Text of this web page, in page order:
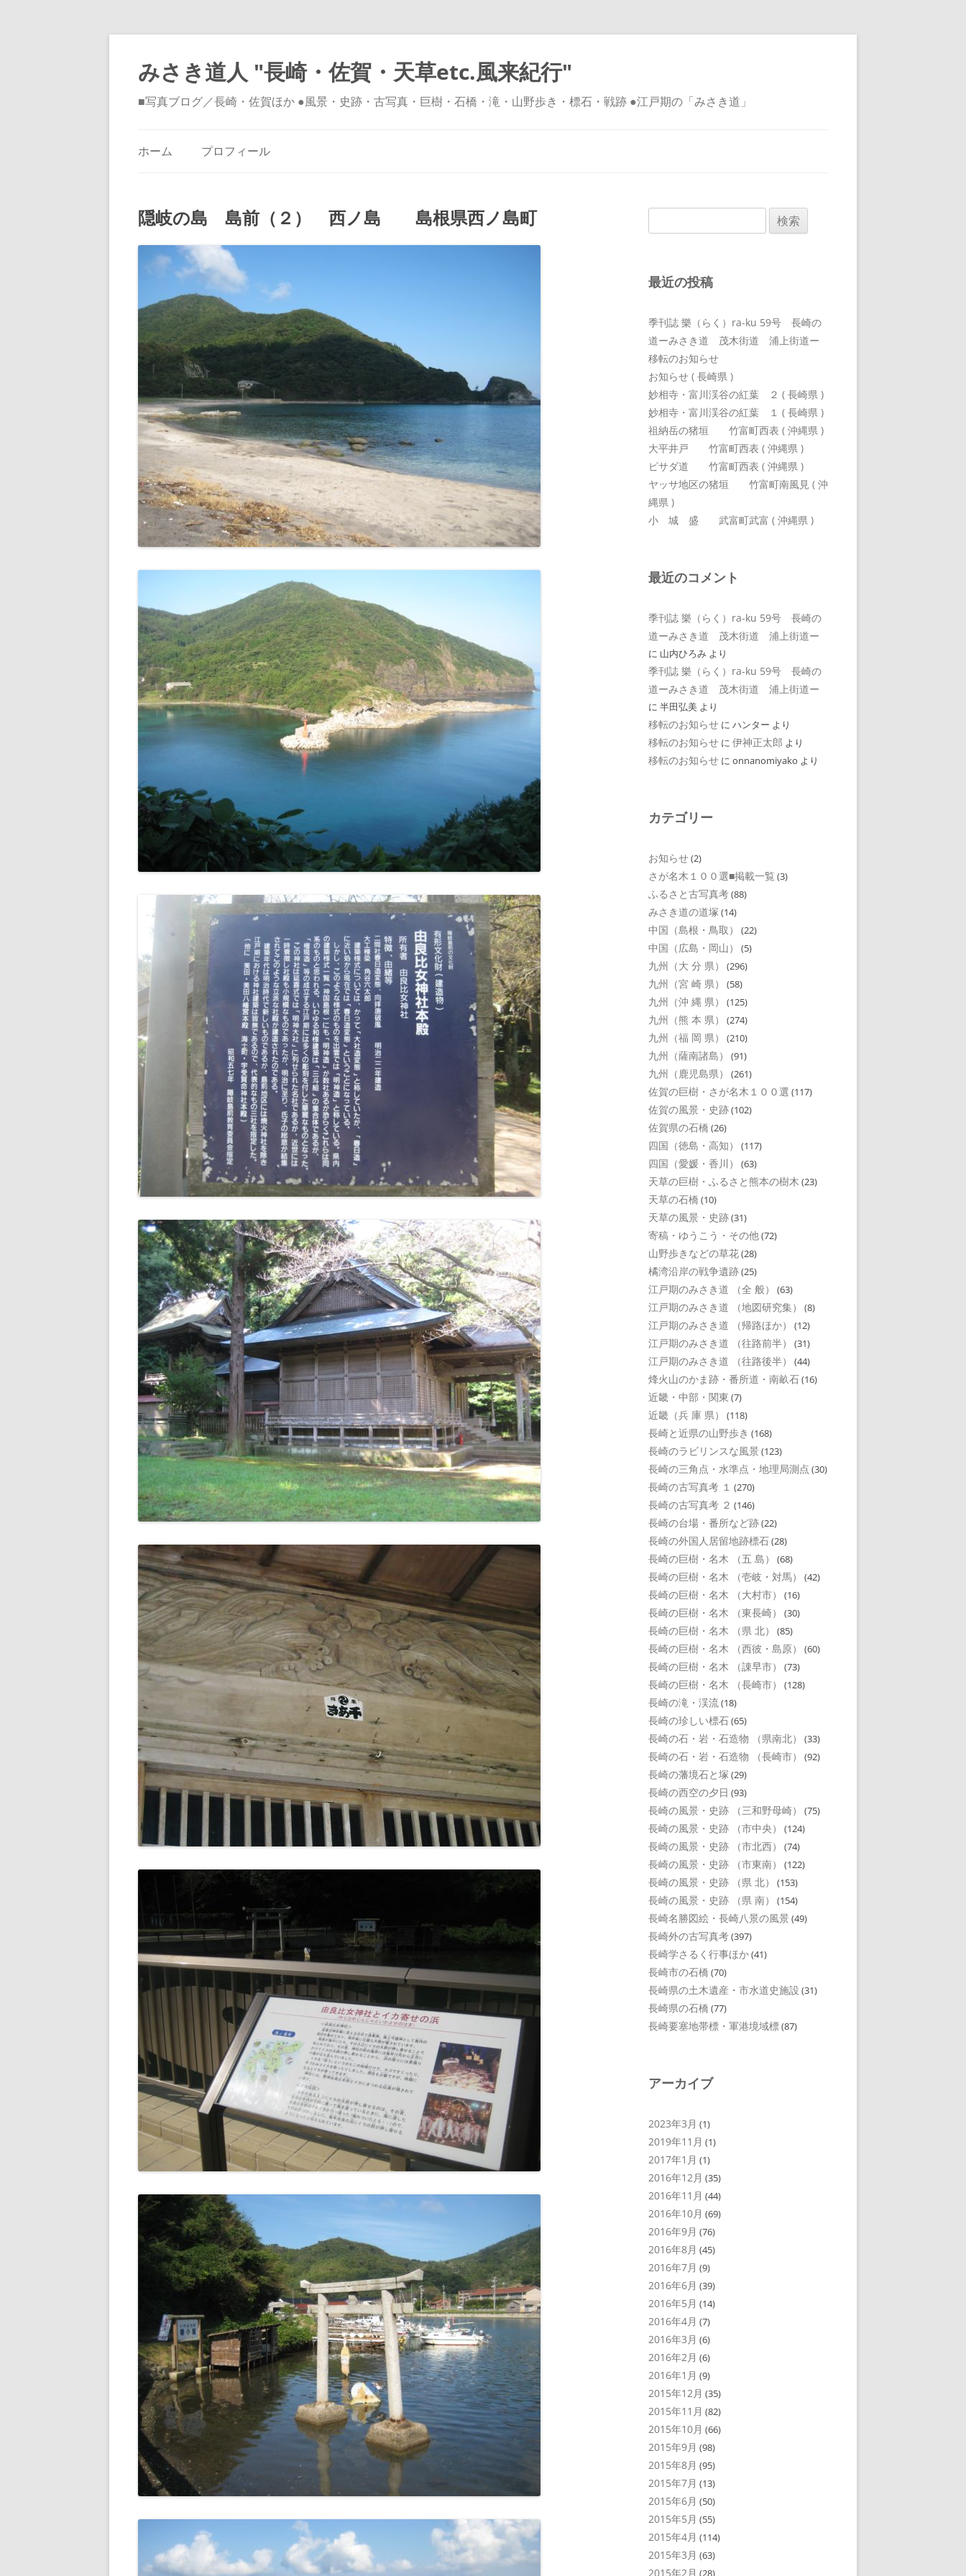
みさき道人 "長崎・佐賀・天草etc.風来紀行"
■写真ブログ／長崎・佐賀ほか ●風景・史跡・古写真・巨樹・石橋・滝・山野歩き・標石・戦跡 ●江戸期の「みさき道」
ッ
プ
ホーム プロフィール
隠岐の島 島前（２） 西ノ島 島根県西ノ島町
索:
最近の投稿
季刊誌 樂（らく）ra-ku 59号 長崎の
道ーみさき道 茂木街道 浦上街道ー
移転のお知らせ
お知らせ ( 長崎県 )
妙相寺・富川渓谷の紅葉 ２ ( 長崎県 )
妙相寺・富川渓谷の紅葉 １ ( 長崎県 )
祖納岳の猪垣 竹富町西表 ( 沖縄県 )
大平井戸 竹富町西表 ( 沖縄県 )
ピサダ道 竹富町西表 ( 沖縄県 )
ヤッサ地区の猪垣 竹富町南風見 ( 沖
縄県 )
小 城 盛 武富町武富 ( 沖縄県 )
最近のコメント
季刊誌 樂（らく）ra-ku 59号 長崎の
道ーみさき道 茂木街道 浦上街道ー
に 山内ひろみ より
季刊誌 樂（らく）ra-ku 59号 長崎の
道ーみさき道 茂木街道 浦上街道ー
に 半田弘美 より
移転のお知らせ に ハンター より
移転のお知らせ に 伊神正太郎 より
移転のお知らせ に onnanomiyako より
カテゴリー
お知らせ(2)
さが名木１００選■掲載一覧 (3)
ふるさと古写真考(88)
みさき道の道塚 (14)
中国（島根・鳥取） (22)
中国（広島・岡山） (5)
九州（大 分 県） (296)
九州（宮 崎 県） (58)
九州（沖 縄 県） (125)
九州（熊 本 県） (274)
九州（福 岡 県） (210)
九州（薩南諸島） (91)
九州（鹿児島県） (261)
佐賀の巨樹・さが名木１００選 (117)
佐賀の風景・史跡(102)
佐賀県の石橋 (26)
四国（徳島・高知） (117)
四国（愛媛・香川） (63)
天草の巨樹・ふるさと熊本の樹木 (23)
天草の石橋 (10)
天草の風景・史跡(31)
寄稿・ゆうこう・その他(72)
山野歩きなどの草花(28)
橘湾沿岸の戦争遺跡(25)
江戸期のみさき道 （全 般） (63)
江戸期のみさき道 （地図研究集） (8)
江戸期のみさき道 （帰路ほか） (12)
江戸期のみさき道 （往路前半） (31)
江戸期のみさき道 （往路後半） (44)
烽火山のかま跡・番所道・南畝石(16)
近畿・中部・関東 (7)
近畿（兵 庫 県） (118)
長崎と近県の山野歩き (168)
長崎のラビリンスな風景 (123)
長崎の三角点・水準点・地理局測点 (30)
長崎の古写真考 １ (270)
長崎の古写真考 ２ (146)
長崎の台場・番所など跡(22)
長崎の外国人居留地跡標石(28)
長崎の巨樹・名木 （五 島） (68)
長崎の巨樹・名木 （壱岐・対馬） (42)
長崎の巨樹・名木 （大村市） (16)
長崎の巨樹・名木 （東長崎） (30)
長崎の巨樹・名木 （県 北） (85)
長崎の巨樹・名木 （西彼・島原） (60)
長崎の巨樹・名木 （諌早市） (73)
長崎の巨樹・名木 （長崎市） (128)
長崎の滝・渓流(18)
長崎の珍しい標石(65)
長崎の石・岩・石造物 （県南北） (33)
長崎の石・岩・石造物 （長崎市） (92)
長崎の藩境石と塚 (29)
長崎の西空の夕日 (93)
長崎の風景・史跡 （三和野母崎） (75)
長崎の風景・史跡 （市中央） (124)
長崎の風景・史跡 （市北西） (74)
長崎の風景・史跡 （市東南） (122)
長崎の風景・史跡 （県 北） (153)
長崎の風景・史跡 （県 南） (154)
長崎名勝図絵・長崎八景の風景 (49)
長崎外の古写真考(397)
長崎学さるく行事ほか(41)
長崎市の石橋 (70)
長崎県の土木遺産・市水道史施設 (31)
長崎県の石橋 (77)
長崎要塞地帯標・軍港境域標(87)
アーカイブ
2023年3月 (1)
2019年11月 (1)
2017年1月 (1)
2016年12月 (35)
2016年11月 (44)
2016年10月 (69)
2016年9月 (76)
2016年8月 (45)
2016年7月 (9)
2016年6月 (39)
2016年5月 (14)
2016年4月 (7)
2016年3月 (6)
2016年2月 (6)
2016年1月 (9)
2015年12月 (35)
2015年11月 (82)
2015年10月 (66)
2015年9月 (98)
2015年8月 (95)
2015年7月 (13)
2015年6月 (50)
2015年5月 (55)
2015年4月 (114)
2015年3月 (63)
2015年2月 (28)